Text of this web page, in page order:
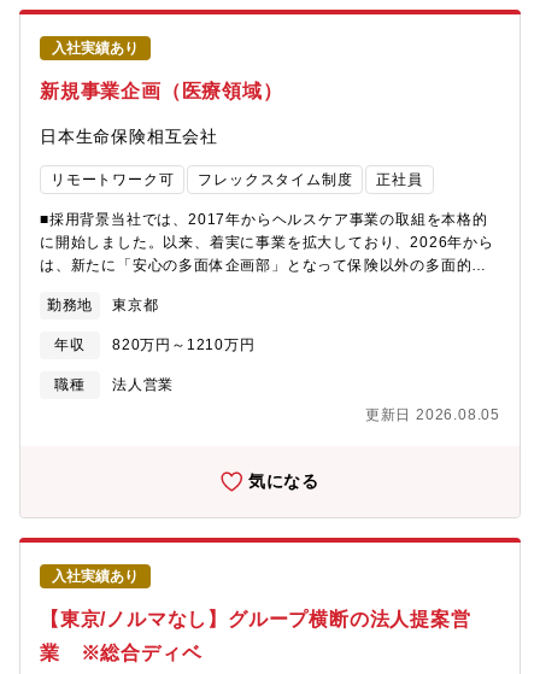
用は、グループのIT会社であるハイテックス（株）が行います
が、インハウスIT部門として彼らと一心同体で業務推進していた
だきます。■林テレンプについて独立系部品メーカーとして、全て
の国内完成車メーカーと取引があり、メーカーの業績に左右され
ることなく事業展開を進めることができる環境にあります。ま
た、システムサプライヤーとしての顔も持ち、自動車メーカーよ
り自動車内装全体の開発を任されています。新車開発のコンセプ
トに合わせた内装全体の構想⇒デザイン⇒設計等最上流から携わ
っており、ひとつの部品単位ではなく、内装全体を提供している
点は同社の特徴であり、かつ、大きな強みです。
入社実績あり
新規事業企画（医療領域）
日本生命保険相互会社
リモートワーク可 フレックスタイム制度 正社員
■採用背景当社では、2017年からヘルスケア事業の取組を本格的
に開始しました。以来、着実に事業を拡大しており、2026年から
は、新たに「安心の多面体企画部」となって保険以外の多面的な
域とする）で社会的価値の創出に向けて取り組みます。社内では
新規事業の位置づけであり、従来の枠組みに捉われず、ベンチャ
ースピリットを持って日々チャレンジしています。一緒に新たな
マーケットを切り開いていくメンバーを募集します。■職務概要日
チイ学館、ニッセイ情報テクノロジー（NIT）、メディカルデータ
者を支える具体施策や、保険事業との連携施策に関する企画提案
および推進、をご担当いただきます。■職務詳細・顧客や外部専門
家との対話に基づき、地域医療や経営、医療従事者の課題を抽出
する・抽出した課題への対応策を検討し、グループで連携して解
決施策を構築する・小規模な検証を繰り返し、解決施策の改善と
規模の拡大を推進する・既に保有、あるいは上記取組みの中で取
得した、匿名加工されたヘルスデータを利用した保険事業の高度
化について、社内あるいはグループ会社と連携して企画・推進す
る＜具体的業務イメージ＞医療領域ユニットは立ち上がったばか
勤務地 東京都
年収 820万円～1210万円
職種
法人営業
更新日 2026.08.05
気になる
入社実績あり
【東京/ノルマなし】グループ横断の法人提案営
業 ※総合ディベ